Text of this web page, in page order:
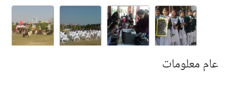
عام معلومات